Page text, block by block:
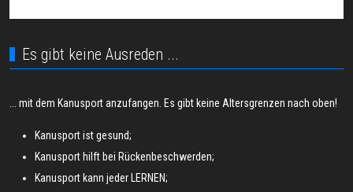
Es gibt keine Ausreden ...
... mit dem Kanusport anzufangen. Es gibt keine Altersgrenzen nach oben!
Kanusport ist gesund;
Kanusport hilft bei Rückenbeschwerden;
Kanusport kann jeder LERNEN;